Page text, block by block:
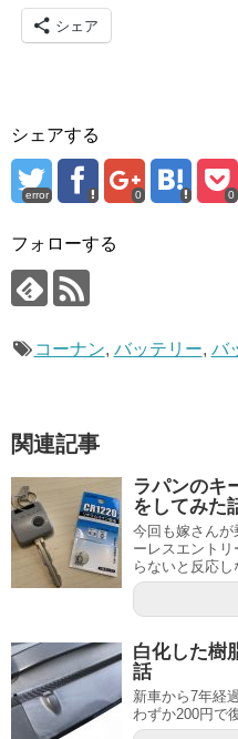
シェア
シェアする
error 0 0
フォローする
コーナン, バッテリー, バ
関連記事
ラパンのキ
をしてみた
今回も嫁さんが
ーレスエント
らないと反応
白化した樹
話
新車から7年経
わずか200円で